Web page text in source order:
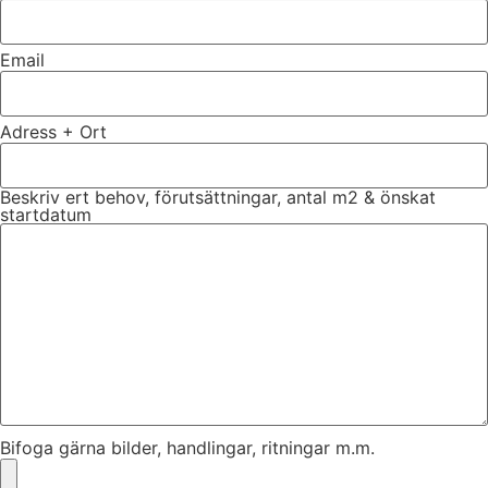
Email
Adress + Ort
Beskriv ert behov, förutsättningar, antal m2 & önskat
startdatum
Bifoga gärna bilder, handlingar, ritningar m.m.